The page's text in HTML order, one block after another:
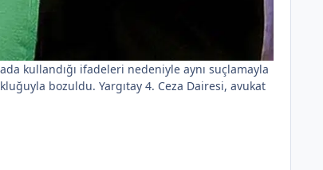
kullandığı ifadeleri nedeniyle aynı suçlamayla
bozuldu. Yargıtay 4. Ceza Dairesi, avukat